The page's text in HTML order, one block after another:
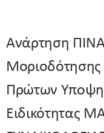
Ανάρτηση
Μοριοδότησης
Πρώτων
Ειδικότητας